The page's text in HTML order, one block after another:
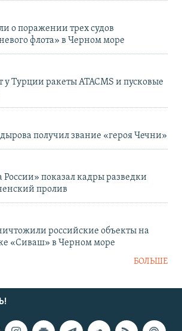
о поражении трех судов
флота» в Черном море
у Турции ракеты ATACMS и пусковые
получил звание «героя Чечни»
России» показал кадры разведки
пролив
российские объекты на
«Сиваш» в Черном море
БОЛЬШЕ